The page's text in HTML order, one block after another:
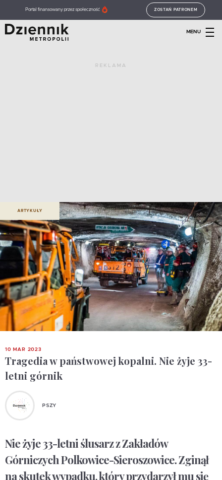
Portal finansowany przez społeczność ZOSTAŃ PATRONEM
MENU
REKLAMA
ARTYKUŁY
10 MAR 2023
Tragedia w państwowej kopalni. Nie żyje 33-
letni górnik
PSZY
Nie żyje 33-letni ślusarz z Zakładów
Górniczych Polkowice-Sieroszowice. Zginął
na skutek wypadku, który przydarzył mu się